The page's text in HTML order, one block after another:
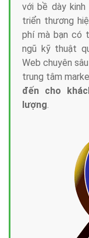
với bề dày
triển thương
phí mà bạn có
ngũ kỹ thuật
Web chuyên
trung tâm
đến cho
lượng.